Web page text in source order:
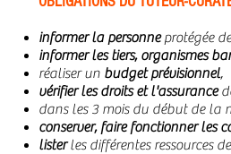
informer la personneprotégée
informer les tiers, organismes
réaliser un budget prévisionnel,
vérifier les droits et l'assurance
dans les 3 mois du début de la
conserver, faire fonctionner les
listerles différentes ressources